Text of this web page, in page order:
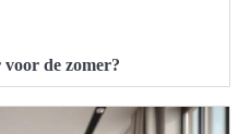
de zomer?